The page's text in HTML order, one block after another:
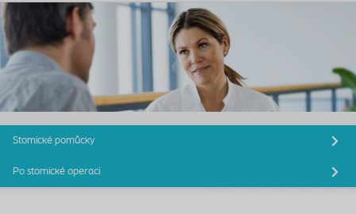
Stomické pomůcky
Po stomické operaci